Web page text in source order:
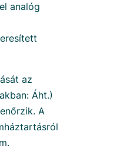
analóg
az
Áht.)
A